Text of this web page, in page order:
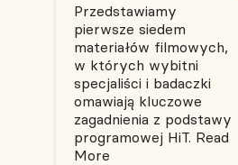
Przedstawiamy
pierwsze siedem
materiałów filmowych,
w których wybitni
specjaliści i badaczki
omawiają kluczowe
zagadnienia z podstawy
programowej HiT. Read
More